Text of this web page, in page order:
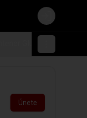
Login
Únete